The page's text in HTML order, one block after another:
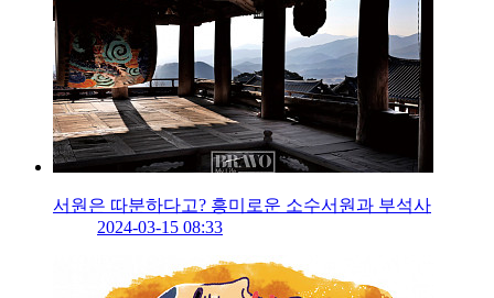
서원은 따분하다고? 흥미로운 소수서원과 부석사
2024-03-15 08:33